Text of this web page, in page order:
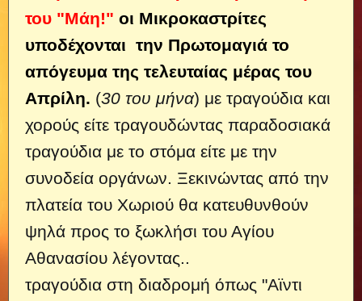
του "Μάη!" οι Μικροκαστρίτες
υποδέχονται την Πρωτομαγιά το
απόγευμα της τελευταίας μέρας του
Απρίλη. (30 του μήνα) με τραγούδια και
χορούς είτε τραγουδώντας παραδοσιακά
τραγούδια με το στόμα είτε με την
συνοδεία οργάνων. Ξεκινώντας από την
πλατεία του Χωριού θα κατευθυνθούν
ψηλά προς το ξωκλήσι του Αγίου
Αθανασίου λέγοντας..
τραγούδια στη διαδρομή όπως "Αϊντι